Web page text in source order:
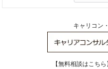
キャリコン
【無料相談はこち